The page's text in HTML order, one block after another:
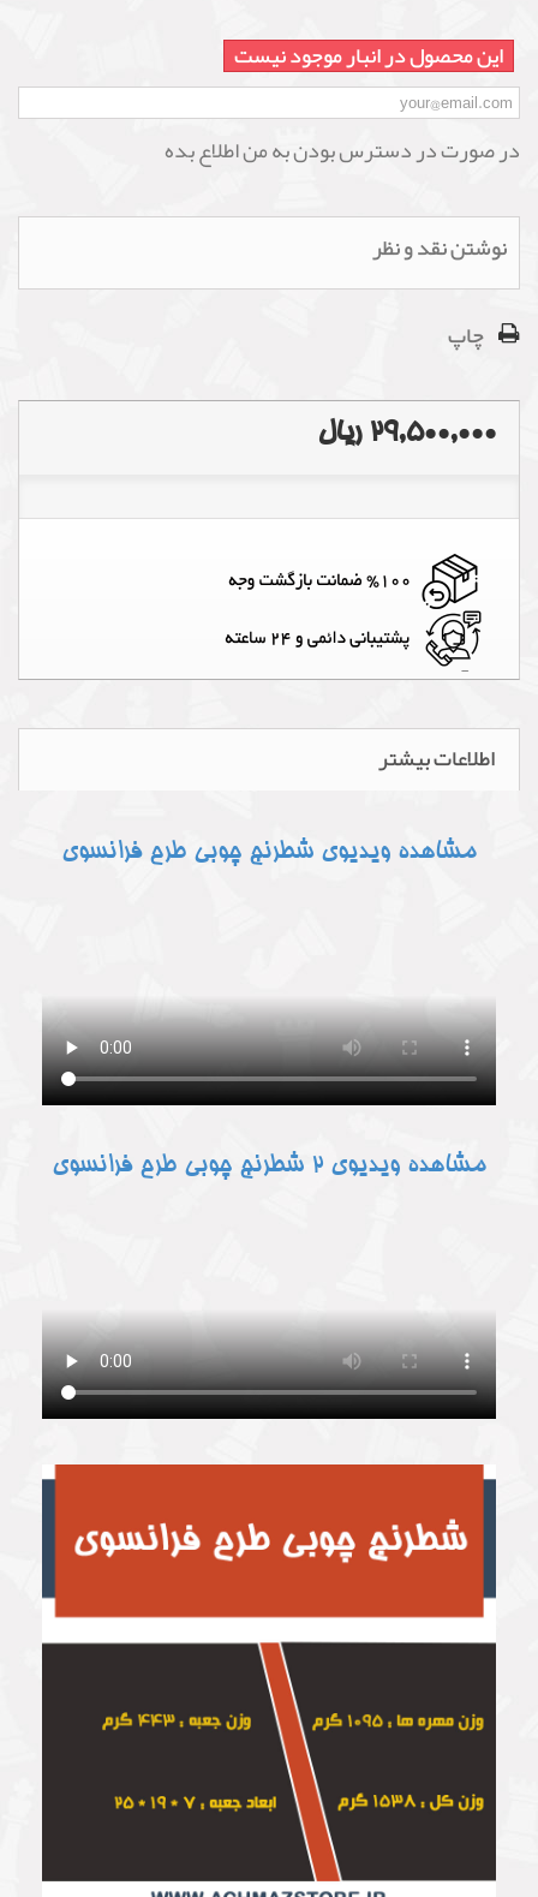
این محصول در انبار موجود نیست
در صورت در دسترس بودن به من اطلاع بده
نوشتن نقد و نظر
چاپ
29,500,000 ریال
اطلاعات بیشتر
مشاهده ویدیوی شطرنج چوبی طرح فرانسوی
مشاهده ویدیوی 2 شطرنج چوبی طرح فرانسوی